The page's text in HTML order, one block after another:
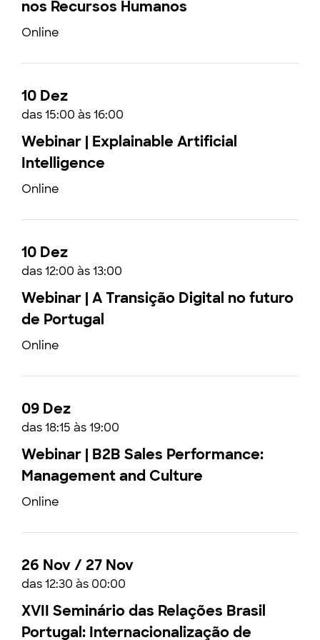
nos Recursos Humanos
Online
10 Dez
das 15:00 às 16:00
Webinar | Explainable Artificial
Intelligence
Online
10 Dez
das 12:00 às 13:00
Webinar | A Transição Digital no futuro
de Portugal
Online
09 Dez
das 18:15 às 19:00
Webinar | B2B Sales Performance:
Management and Culture
Online
26 Nov / 27 Nov
das 12:30 às 00:00
XVII Seminário das Relações Brasil
Portugal: Internacionalização de